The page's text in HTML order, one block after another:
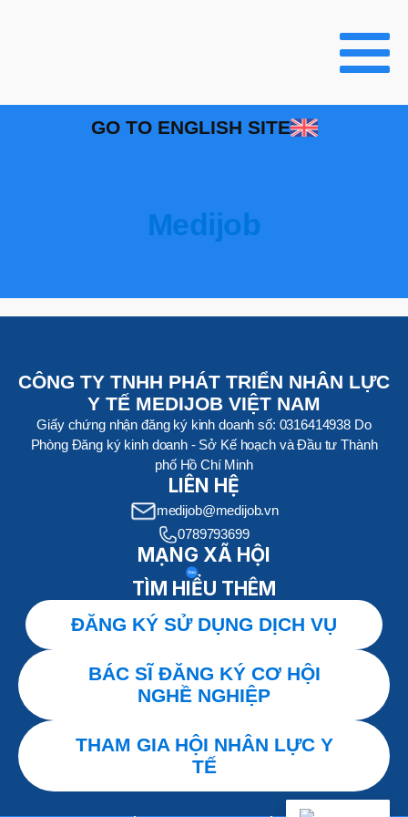
GO TO ENGLISH SITE
Medijob
CÔNG TY TNHH PHÁT TRIỂN NHÂN LỰC
Y TẾ MEDIJOB VIỆT NAM
Giấy chứng nhận đăng ký kinh doanh số: 0316414938 Do
Phòng Đăng ký kinh doanh - Sở Kế hoạch và Đầu tư Thành
phố Hồ Chí Minh
LIÊN HỆ
medijob@medijob.vn
0789793699
MẠNG XÃ HỘI
TÌM HIỂU THÊM
ĐĂNG KÝ SỬ DỤNG DỊCH VỤ
BÁC SĨ ĐĂNG KÝ CƠ HỘI
NGHỀ NGHIỆP
THAM GIA HỘI NHÂN LỰC Y
TẾ